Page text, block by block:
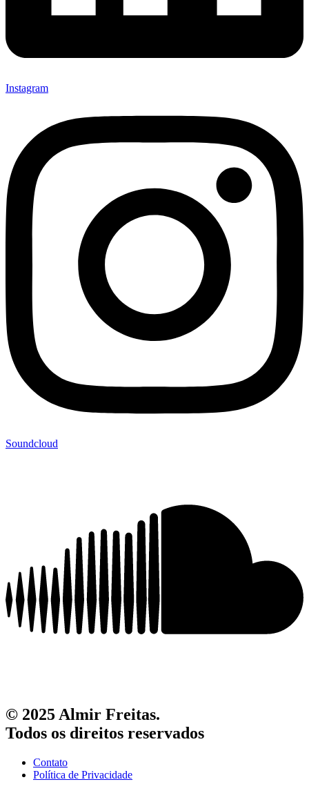
Instagram
Soundcloud
© 2025 Almir Freitas.
Todos os direitos reservados
Contato
Política de Privacidade